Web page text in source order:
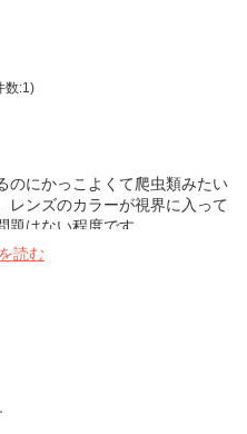
数:1)
のにかっこよくて爬虫類みたい
レンズのカラーが視界に入って
はない程度です。
読む